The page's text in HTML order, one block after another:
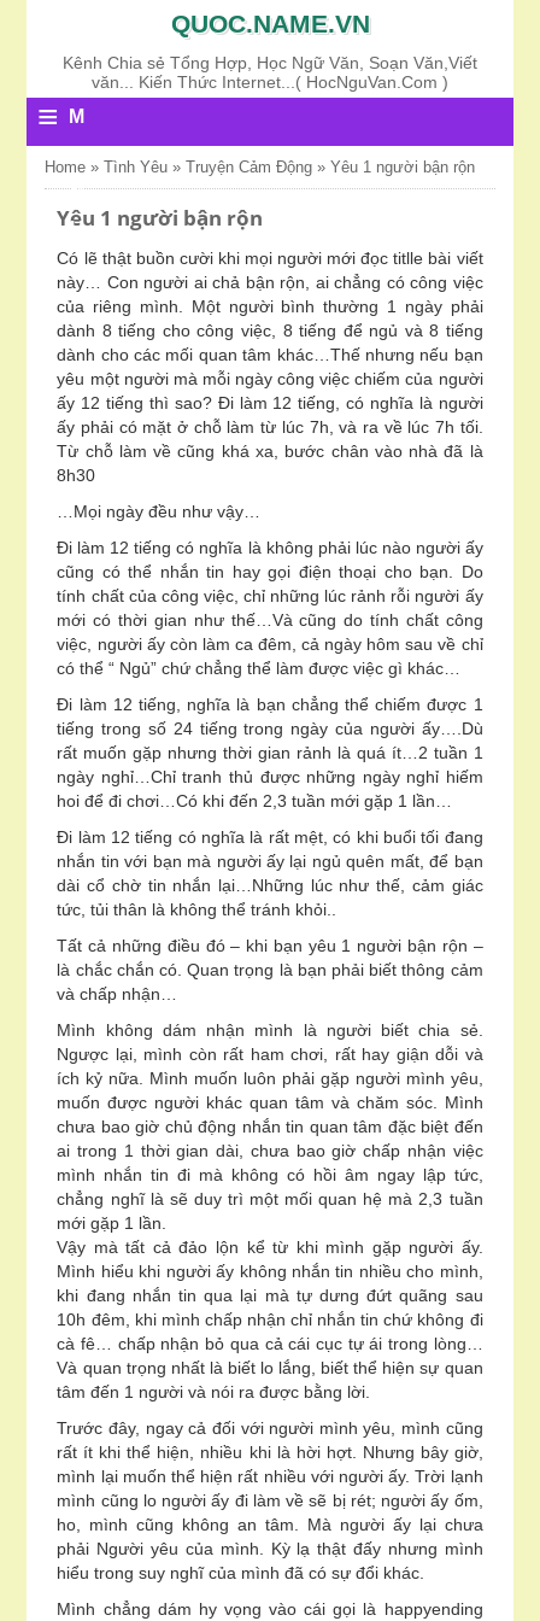
QUOC.NAME.VN
Kênh Chia sẻ Tổng Hợp, Học Ngữ Văn, Soạn Văn,Viết
văn... Kiến Thức Internet...( HocNguVan.Com )
≡
M
N
U
Home »Tình Yêu »Truyện Cảm Động »Yêu 1 người bận rộn
Yêu 1 người bận rộn
Có lẽ thật buồn cười khi mọi người mới đọc titlle bài viết
này… Con người ai chả bận rộn, ai chẳng có công việc
của riêng mình. Một người bình thường 1 ngày phải
dành 8 tiếng cho công việc, 8 tiếng để ngủ và 8 tiếng
dành cho các mối quan tâm khác…Thế nhưng nếu bạn
yêu một người mà mỗi ngày công việc chiếm của người
ấy 12 tiếng thì sao? Đi làm 12 tiếng, có nghĩa là người
ấy phải có mặt ở chỗ làm từ lúc 7h, và ra về lúc 7h tối.
Từ chỗ làm về cũng khá xa, bước chân vào nhà đã là
8h30
…Mọi ngày đều như vậy…
Đi làm 12 tiếng có nghĩa là không phải lúc nào người ấy
cũng có thể nhắn tin hay gọi điện thoại cho bạn. Do
tính chất của công việc, chỉ những lúc rảnh rỗi người ấy
mới có thời gian như thế…Và cũng do tính chất công
việc, người ấy còn làm ca đêm, cả ngày hôm sau về chỉ
có thể “ Ngủ” chứ chẳng thể làm được việc gì khác…
Đi làm 12 tiếng, nghĩa là bạn chẳng thể chiếm được 1
tiếng trong số 24 tiếng trong ngày của người ấy….Dù
rất muốn gặp nhưng thời gian rảnh là quá ít…2 tuần 1
ngày nghỉ…Chỉ tranh thủ được những ngày nghỉ hiếm
hoi để đi chơi…Có khi đến 2,3 tuần mới gặp 1 lần…
Đi làm 12 tiếng có nghĩa là rất mệt, có khi buổi tối đang
nhắn tin với bạn mà người ấy lại ngủ quên mất, để bạn
dài cổ chờ tin nhắn lại…Những lúc như thế, cảm giác
tức, tủi thân là không thể tránh khỏi..
Tất cả những điều đó – khi bạn yêu 1 người bận rộn –
là chắc chắn có. Quan trọng là bạn phải biết thông cảm
và chấp nhận…
Mình không dám nhận mình là người biết chia sẻ.
Ngược lại, mình còn rất ham chơi, rất hay giận dỗi và
ích kỷ nữa. Mình muốn luôn phải gặp người mình yêu,
muốn được người khác quan tâm và chăm sóc. Mình
chưa bao giờ chủ động nhắn tin quan tâm đặc biệt đến
ai trong 1 thời gian dài, chưa bao giờ chấp nhận việc
mình nhắn tin đi mà không có hồi âm ngay lập tức,
chẳng nghĩ là sẽ duy trì một mối quan hệ mà 2,3 tuần
mới gặp 1 lần.
Vậy mà tất cả đảo lộn kể từ khi mình gặp người ấy.
Mình hiểu khi người ấy không nhắn tin nhiều cho mình,
khi đang nhắn tin qua lại mà tự dưng đứt quãng sau
10h đêm, khi mình chấp nhận chỉ nhắn tin chứ không đi
cà fê… chấp nhận bỏ qua cả cái cục tự ái trong lòng…
Và quan trọng nhất là biết lo lắng, biết thể hiện sự quan
tâm đến 1 người và nói ra được bằng lời.
Trước đây, ngay cả đối với người mình yêu, mình cũng
rất ít khi thể hiện, nhiều khi là hời hợt. Nhưng bây giờ,
mình lại muốn thể hiện rất nhiều với người ấy. Trời lạnh
mình cũng lo người ấy đi làm về sẽ bị rét; người ấy ốm,
ho, mình cũng không an tâm. Mà người ấy lại chưa
phải Người yêu của mình. Kỳ lạ thật đấy nhưng mình
hiểu trong suy nghĩ của mình đã có sự đổi khác.
Mình chẳng dám hy vọng vào cái gọi là happyending